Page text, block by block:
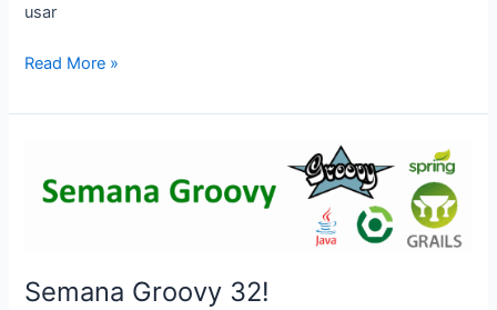
usar
Como
o
Windows
Read More »
Semana Groovy 32!